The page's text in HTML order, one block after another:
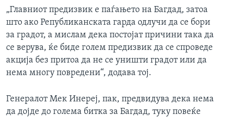
„Главниот предизвик е паѓањето на Багдад, затоа
што ако Републиканската гарда одлучи да се бори
за градот, а мислам дека постојат причини така да
се верува, ќе биде голем предизвик да се спроведе
акција без притоа да не се уништи градот или да
нема многу повредени“, додава тој.
Генералот Мек Инереј, пак, предвидува дека нема
да дојде до голема битка за Багдад, туку повеќе